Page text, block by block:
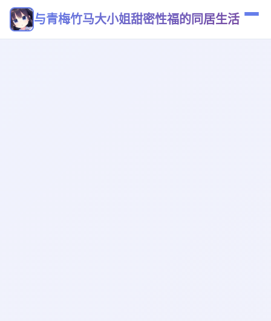
与青梅竹马大小姐甜密性福的同居生活